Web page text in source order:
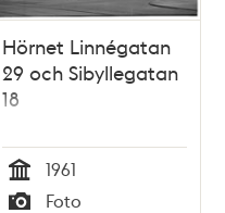
Hörnet Linnégatan
29 och Sibyllegatan
18
Tid
1961
Foto